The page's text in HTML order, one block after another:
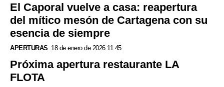
El Caporal vuelve a casa: reapertura
del mítico mesón de Cartagena con su
esencia de siempre
APERTURAS 18 de enero de 2026 11:45
Próxima apertura restaurante LA
FLOTA